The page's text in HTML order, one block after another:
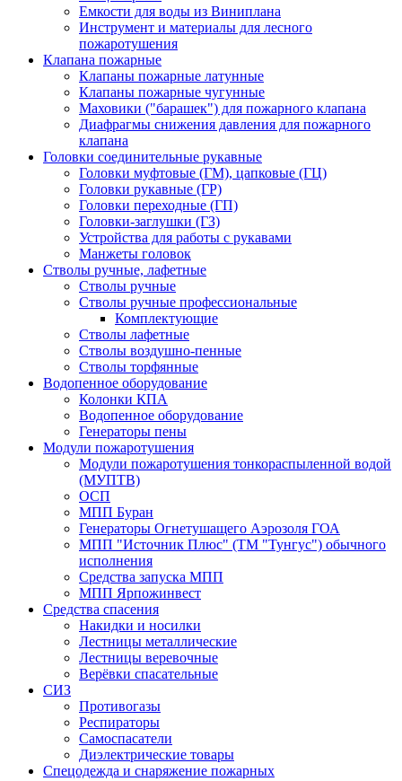
Емкости для воды из Виниплана
Инструмент и материалы для лесного
пожаротушения
Клапана пожарные
Клапаны пожарные латунные
Клапаны пожарные чугунные
Маховики ("барашек") для пожарного клапана
Диафрагмы снижения давления для пожарного
клапана
Головки соединительные рукавные
Головки муфтовые (ГМ), цапковые (ГЦ)
Головки рукавные (ГР)
Головки переходные (ГП)
Головки-заглушки (ГЗ)
Устройства для работы с рукавами
Манжеты головок
Стволы ручные, лафетные
Стволы ручные
Стволы ручные профессиональные
Комплектующие
Стволы лафетные
Стволы воздушно-пенные
Стволы торфянные
Водопенное оборудование
Колонки КПА
Водопенное оборудование
Генераторы пены
Модули пожаротушения
Модули пожаротушения тонкораспыленной водой
(МУПТВ)
ОСП
МПП Буран
Генераторы Огнетушащего Аэрозоля ГОА
МПП "Источник Плюс" (ТМ "Тунгус") обычного
исполнения
Средства запуска МПП
МПП Ярпожинвест
Средства спасения
Накидки и носилки
Лестницы металлические
Лестницы веревочные
Верёвки спасательные
СИЗ
Противогазы
Респираторы
Самоспасатели
Диэлектрические товары
Спецодежда и снаряжение пожарных